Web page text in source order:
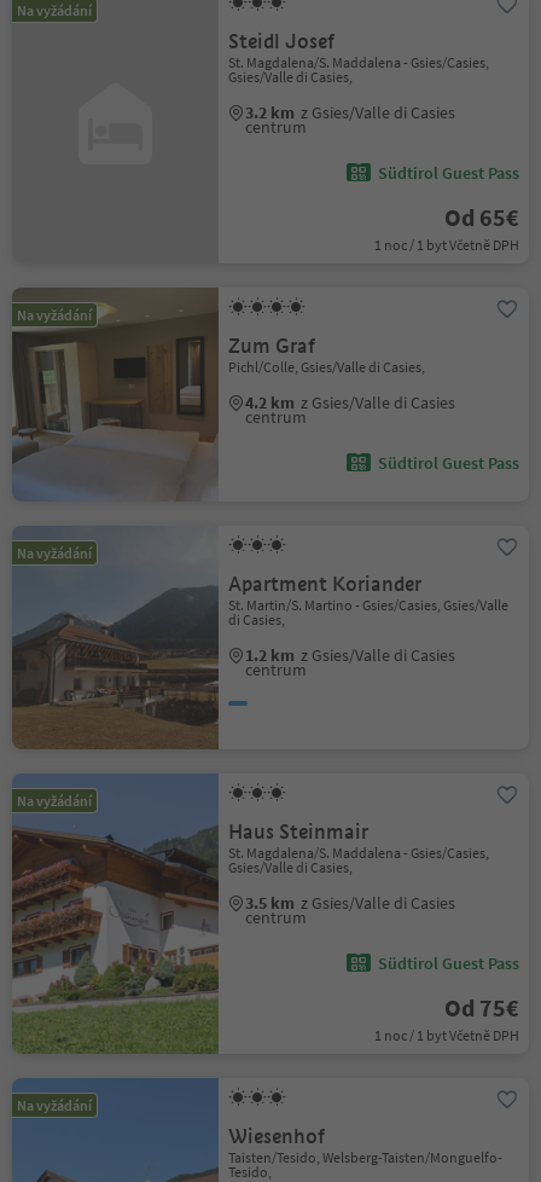
Na vyžádání
Steidl Josef
St. Magdalena/S. Maddalena - Gsies/Casies,
Gsies/Valle di Casies,
3.2 km z Gsies/Valle di Casies
centrum
Südtirol Guest Pass
Od 65€
1 noc / 1 byt Včetně DPH
Na vyžádání
Zum Graf
Pichl/Colle, Gsies/Valle di Casies,
4.2 km z Gsies/Valle di Casies
centrum
Südtirol Guest Pass
Na vyžádání
Apartment Koriander
St. Martin/S. Martino - Gsies/Casies, Gsies/Valle
di Casies,
1.2 km z Gsies/Valle di Casies
centrum
Na vyžádání
Haus Steinmair
St. Magdalena/S. Maddalena - Gsies/Casies,
Gsies/Valle di Casies,
3.5 km z Gsies/Valle di Casies
centrum
Südtirol Guest Pass
Od 75€
1 noc / 1 byt Včetně DPH
Na vyžádání
Wiesenhof
Taisten/Tesido, Welsberg-Taisten/Monguelfo-
Tesido,